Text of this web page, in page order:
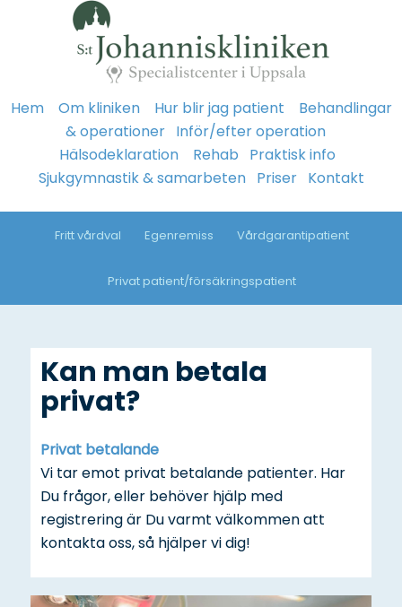
Hem Om kliniken Hur blir jag patient
Behandlingar
& operationer Inför/efter operation
Hälsodeklaration
Rehab
Praktisk info
Sjukgymnastik & samarbeten Priser Kontakt
Fritt vårdval Egenremiss Vårdgarantipatient
Privat patient/försäkringspatient
Kan man betala
privat?
Privat betalande
Vi tar emot privat betalande patienter. Har
Du frågor, eller behöver hjälp med
registrering är Du varmt välkommen att
kontakta oss, så hjälper vi dig!